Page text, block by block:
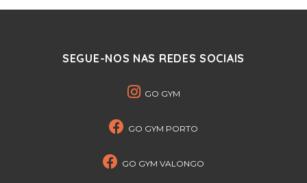
SEGUE-NOS NAS REDES SOCIAIS
GO GYM
GO GYM PORTO
GO GYM VALONGO